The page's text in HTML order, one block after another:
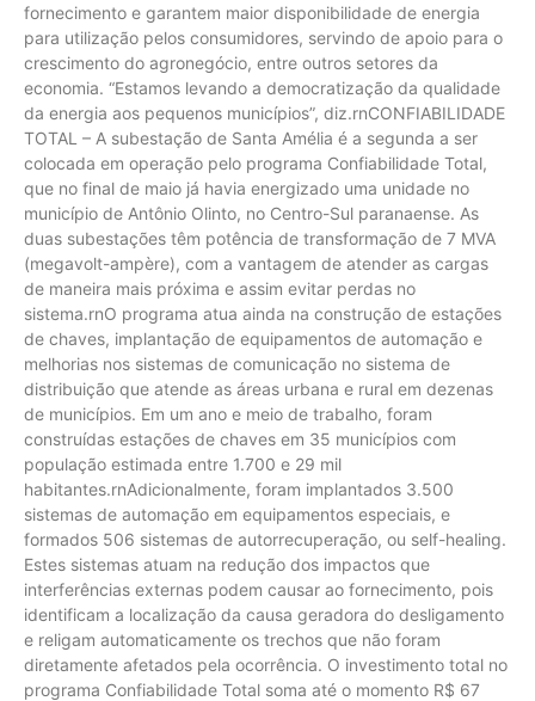
fornecimento e garantem maior disponibilidade de energia
para utilização pelos consumidores, servindo de apoio para o
crescimento do agronegócio, entre outros setores da
economia. “Estamos levando a democratização da qualidade
da energia aos pequenos municípios”, diz.rnCONFIABILIDADE
TOTAL – A subestação de Santa Amélia é a segunda a ser
colocada em operação pelo programa Confiabilidade Total,
que no final de maio já havia energizado uma unidade no
município de Antônio Olinto, no Centro-Sul paranaense. As
duas subestações têm potência de transformação de 7 MVA
(megavolt-ampère), com a vantagem de atender as cargas
de maneira mais próxima e assim evitar perdas no
sistema.rnO programa atua ainda na construção de estações
de chaves, implantação de equipamentos de automação e
melhorias nos sistemas de comunicação no sistema de
distribuição que atende as áreas urbana e rural em dezenas
de municípios. Em um ano e meio de trabalho, foram
construídas estações de chaves em 35 municípios com
população estimada entre 1.700 e 29 mil
habitantes.rnAdicionalmente, foram implantados 3.500
sistemas de automação em equipamentos especiais, e
formados 506 sistemas de autorrecuperação, ou self-healing.
Estes sistemas atuam na redução dos impactos que
interferências externas podem causar ao fornecimento, pois
identificam a localização da causa geradora do desligamento
e religam automaticamente os trechos que não foram
diretamente afetados pela ocorrência. O investimento total no
programa Confiabilidade Total soma até o momento R$ 67